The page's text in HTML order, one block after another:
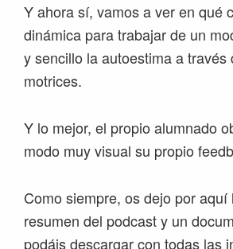
Y ahora sí, vamos a ver en qué
dinámica para trabajar de un
y sencillo la autoestima a través
motrices.
Y lo mejor, el propio alumnado
modo muy visual su propio
Como siempre, os dejo por aquí
resumen del podcast y un
podáis descargar con todas las